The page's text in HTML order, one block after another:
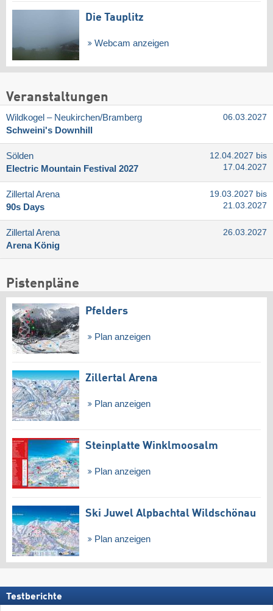
Die Tauplitz
Webcam anzeigen
Veranstaltungen
Wildkogel – Neukirchen/​Bramberg
Schweini's Downhill
06.03.2027
Sölden
Electric Mountain Festival 2027
12.04.2027 bis
17.04.2027
Zillertal Arena
90s Days
19.03.2027 bis
21.03.2027
Zillertal Arena
Arena König
26.03.2027
Pistenpläne
Pfelders
Plan anzeigen
Zillertal Arena
Plan anzeigen
Steinplatte Winklmoosalm
Plan anzeigen
Ski Juwel Alpbachtal Wildschönau
Plan anzeigen
Testberichte